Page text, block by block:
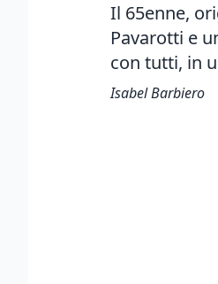
Il 65enne,
Pavarotti e
con tutti, in
Isabel Barbiero